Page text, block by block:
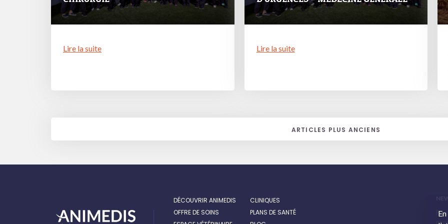
Lire la suite Lire la suite
ARTICLES
ARTICLES PLUS ANCIENS
DÉCOUVRIR ANIMEDIS
CLINIQUES
OFFRE DE SOINS
PLANS DE SANTÉ